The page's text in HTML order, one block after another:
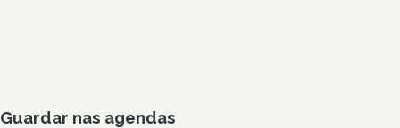
Guardar nas agendas